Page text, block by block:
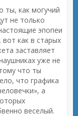
ты, как могучий
не только
эпопеи
как в старых
заставляет
уже не
что ты
что графика
а
веселый.